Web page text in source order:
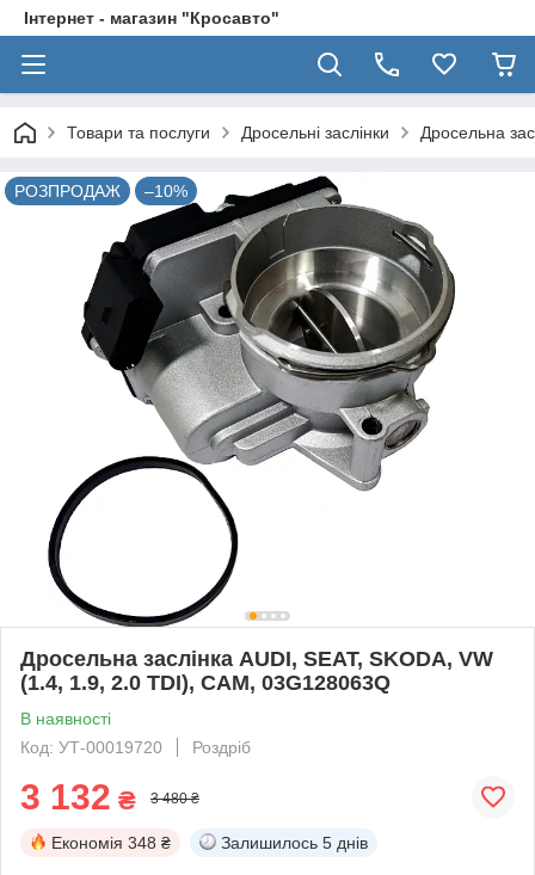
Інтернет - магазин "Кросавто"
Товари та послуги Дросельні заслінки Дросельна
РОЗПРОДАЖ –10%
Дросельна заслінка AUDI, SEAT, SKODA, VW
(1.4, 1.9, 2.0 TDI), CAM, 03G128063Q
В наявності
Код: УТ-00019720
Роздріб
3 132 ₴ 3 480 ₴
Економія 348 ₴ Залишилось 5 днів